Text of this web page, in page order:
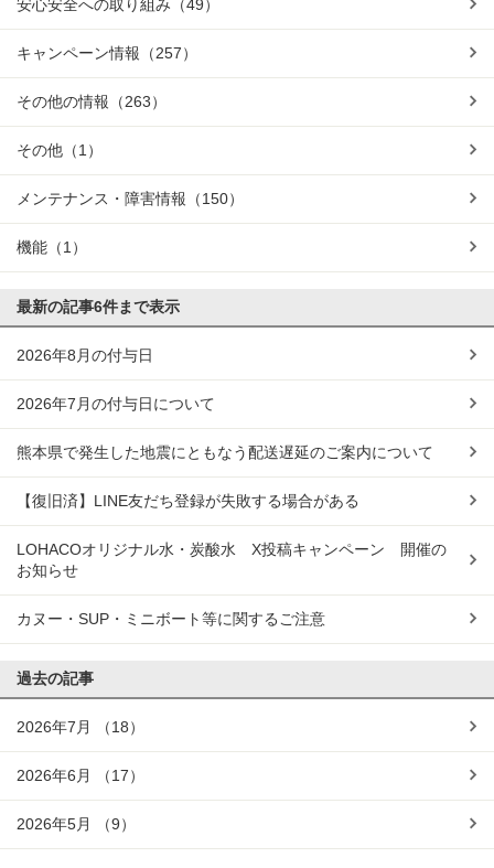
安心安全への取り組み （49）
キャンペーン情報 （257）
その他の情報 （263）
その他 （1）
メンテナンス・障害情報 （150）
機能 （1）
最新の記事6件まで表示
2026年8月の付与日
2026年7月の付与日について
熊本県で発生した地震にともなう配送遅延のご案内について
【復旧済】LINE友だち登録が失敗する場合がある
LOHACOオリジナル水・炭酸水 X投稿キャンペーン 開催の
お知らせ
カヌー・SUP・ミニボート等に関するご注意
過去の記事
2026年7月 （18）
2026年6月 （17）
2026年5月 （9）